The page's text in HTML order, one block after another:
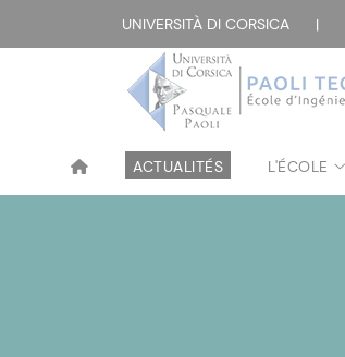
UNIVERSITÀ DI CORSICA |
ACTUALITÉS L'ÉCOLE